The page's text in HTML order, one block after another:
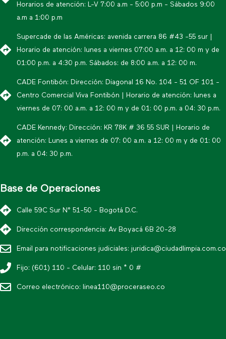
Horarios de atención: L-V 7:00 a.m - 5:00 p.m - Sábados 9:00
a.m a 1:00 p.m
Supercade de las Américas: avenida carrera 86 #43 -55 sur |
Horario de atención: lunes a viernes 07:00 a.m. a 12: 00 m y de
01:00 p.m. a 4:30 p.m. Sábados: de 8:00 a.m. a 12: 00 m.
CADE Fontibón: Dirección: Diagonal 16 No. 104 - 51 OF 101 -
Centro Comercial Viva Fontibón | Horario de atención: lunes a
viernes de 07: 00 a.m. a 12: 00 m y de 01: 00 p.m. a 04: 30 p.m.
CADE Kennedy: Dirección: KR 78K # 36 55 SUR | Horario de
atención: Lunes a viernes de 07: 00 a.m. a 12: 00 m y de 01: 00
p.m. a 04: 30 p.m.
Base de Operaciones
Calle 59C Sur N° 51-50 - Bogotá D.C.
Dirección correspondencia: Av Boyacá 6B 20-28
Email para notificaciones judiciales: juridica@ciudadlimpia.com.co
Fijo: (601) 110 - Celular: 110 sin * 0 #
Correo electrónico: linea110@proceraseo.co